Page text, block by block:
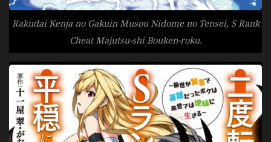
Rakudai Kenja no Gakuin Musou Nidome no Tensei, S Rank
Cheat Majutsu-shi Bouken-roku.